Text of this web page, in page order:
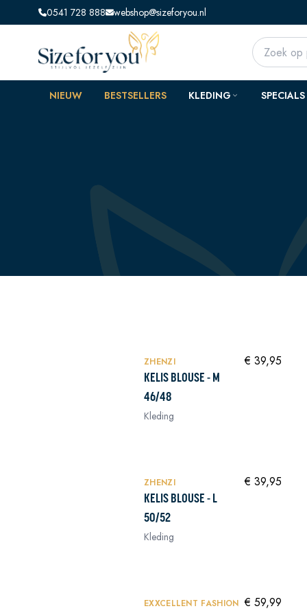
0541 728 888 webshop@sizeforyou.nl
NIEUW BESTSELLERS KLEDING SPECIALS
In winkelwagen
ZHENZI
KELIS BLOUSE - M
46/48
Kleding
€ 39,95
In winkelwagen
ZHENZI
KELIS BLOUSE - L
50/52
Kleding
€ 39,95
In winkelwagen
EXXCELLENT FASHION € 59,99